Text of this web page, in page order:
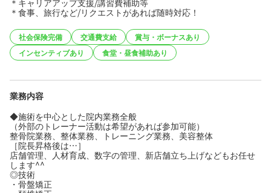
＊食事、旅行など/リクエストがあれば随時対応！
社会保険完備 交通費支給
賞与・ボーナスあり
インセンティブあり
食堂・昼食補助あり
業務内容
◆施術を中心とした院内業務全般
（外部のトレーナー活動は希望があれば参加可能）
整骨院業務、整体業務、トレーニング業務、美容整体
［院長昇格後は…］
店舗管理、人材育成、数字の管理、新店舗立ち上げなどもお任せ
します^^
◎技術
・骨盤矯正